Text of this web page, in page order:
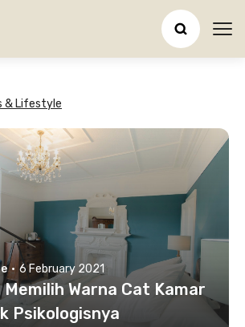
& Lifestyle
· 6 February 2021
Warna Cat Kamar
Psikologisnya